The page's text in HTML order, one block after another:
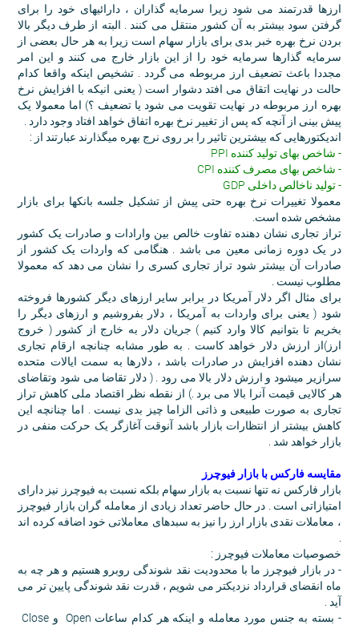
ارزها قدرتمند می شود زیرا سرمایه گذاران ، دارائیهای خود را برای
گرفتن سود بیشتر به آن کشور منتقل می کنند . البته از طرف دیگر بالا
بردن نرخ بهره خبر بدی برای بازار سهام است زیرا به هر حال بعضی از
سرمایه گذارها سرمایه خود را از این بازار خارج می کنند و این امر
مجددا باعث تضعیف ارز مربوطه می گردد . تشخیص اینکه واقعا کدام
حالت در نهایت اتقاق می افتد دشوار است ( یعنی انیکه با افزایش نرخ
بهره ارز مربوطه در نهایت تقویت می شود یا تضعیف ؟) اما معمولا یک
پیش بینی از آنچه که پس از تغییر نرخ بهره اتفاق خواهد افتاد وجود دارد .
اندیکتورهایی که بیشترین تاثیر را بر روی نرج بهره میگذارند عبارتند از :
- شاخص بهای تولید کننده PPI
- شاخص بهای مصرف کننده CPI
- تولید ناخالص داخلی GDP
معمولا تغییرات نرخ بهره حتی پیش از تشکیل جلسه بانکها برای بازار
مشخص شده است.
تراز تجاری نشان دهنده تفاوت خالص بین وارادات و صادرات یک کشور
در یک دوره زمانی معین می باشد . هنگامی که واردات یک کشور از
صادرات آن بیشتر شود تراز تجاری کسری را نشان می دهد که معمولا
مطلوب نیست .
برای مثال اگر دلار آمریکا در برابر سایر ارزهای دیگر کشورها فروخته
شود ( یعنی برای واردات به آمریکا ، دلار بفروشیم و ارزهای دیگر را
بخریم تا بتوانیم کالا وارد کنیم ) جریان دلار به خارج از کشور ( خروج
ارز)از ارزش دلار خواهد کاست . به طور مشابه چنانچه ارقام تجاری
نشان دهنده افزایش در صادرات باشد ، دلارها به سمت ایالات متحده
سرازیر میشود و ارزش دلار بالا می رود . ( دلار تقاضا می شود وتقاضای
هر کالایی قیمت آنرا بالا می برد .) از نقطه نظر اقتصاد ملی کاهش تراز
تجاری به صورت طبیعی و ذاتی الزاما چیز بدی نیست . اما چنانچه این
کاهش بیشتر از انتظارات بازار باشد آنوقت آغازگر یک حرکت منفی در
بازار خواهد شد .
مقایسه فارکس با بازار فیوچرز
بازار فارکس نه تنها نسبت به بازار سهام بلکه نسبت به فیوچرز نیز دارای
امتیازاتی است . در حال حاضر تعداد زیادی از معامله گران بازار فیوچرز
، معاملات نقدی بازار ارز را نیز به سبدهای معاملاتی خود اضافه کرده اند
.
خصوصیات معاملات فیوچرز :
- در بازار فیوچرز ما با محدودیت نقد شوندگی روبرو هستیم و هر چه به
ماه انقضای قرارداد نزدیکتر می شویم ، قدرت نقد شوندگی پایین تر می
آید .